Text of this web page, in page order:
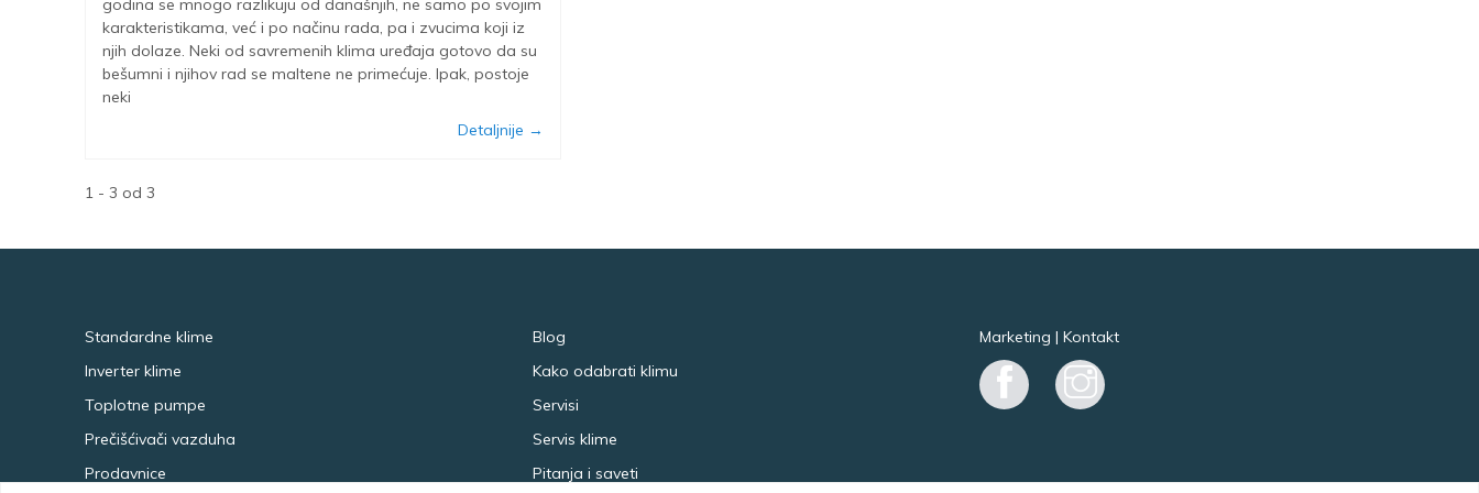
godina se mnogo razlikuju od današnjih, ne samo po svojim
karakteristikama, već i po načinu rada, pa i zvucima koji iz
njih dolaze. Neki od savremenih klima uređaja gotovo da su
bešumni i njihov rad se maltene ne primećuje. Ipak, postoje
neki
Detaljnije →
1 - 3 od 3
Standardne klime
Inverter klime
Toplotne pumpe
Prečišćivači vazduha
Prodavnice
Blog
Kako odabrati klimu
Servisi
Servis klime
Pitanja i saveti
Marketing |Kontakt
FacebookInstagram